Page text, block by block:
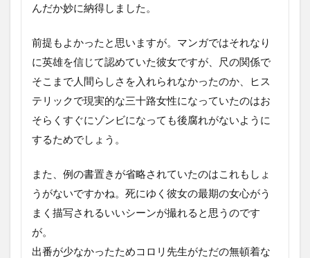
んだか妙に納得しました。
前提もよかったと思いますが。マンガではそれなり
に英雄を信じて認めていた彼女ですが、尺の関係で
そこまで人間らしさを入れられなかったのか、ヒス
テリックで現実的な三十路女性になっていたのはお
そらくすぐにゾンビになっても後腐れがないように
するためでしょう。
また、例の書置きが省略されていたのはこれもしょ
うがないですかね。死にゆく彼女の最期の女心がう
まく描写されるいいシーンが撮れると思うのです
が。
出番が少なかったためコロリ先生がただの無頓着な